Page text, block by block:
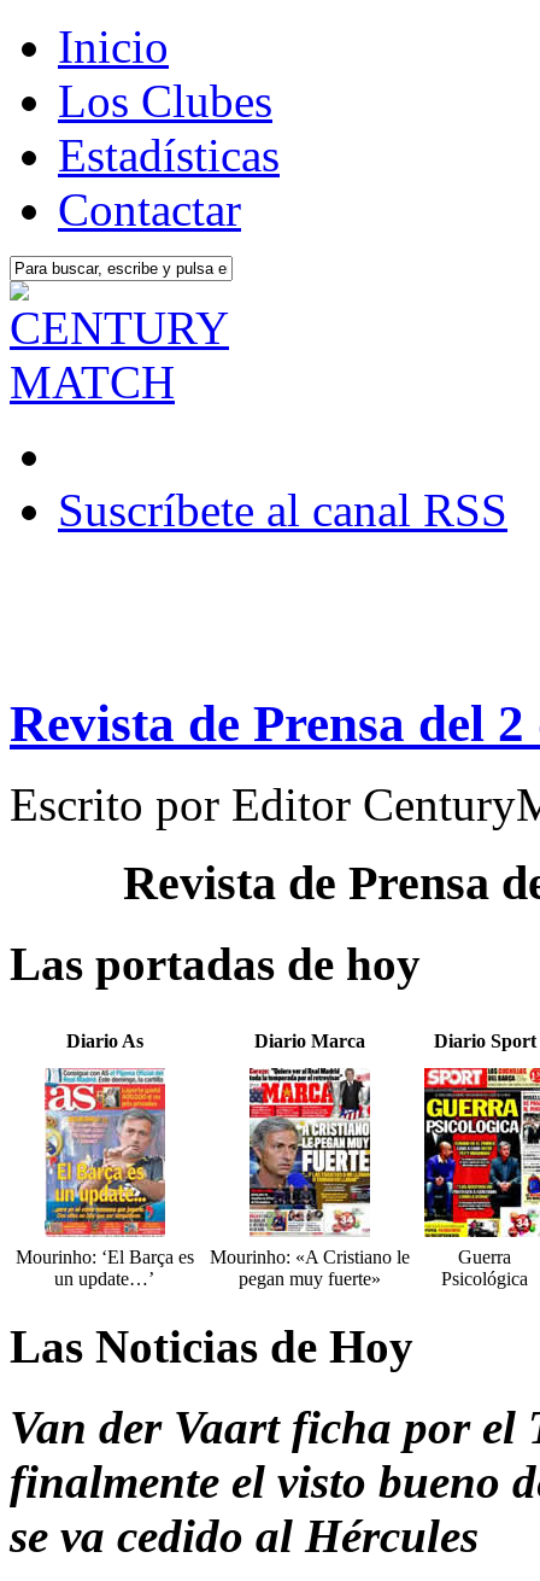
Inicio
Los Clubes
Estadísticas
Contactar
Suscríbete al canal RSS
Revista de Prensa del
Escrito por Editor
Revista de Prensa
Las portadas de hoy
Diario As Diario Marca Diario Sport
Mourinho: ‘El Barça es
un update…’
Mourinho: «A Cristiano le
pegan muy fuerte»
Guerra
Psicológica
Las Noticias de Hoy
Van der Vaart ficha por el
finalmente el visto bueno
se va cedido al Hércules